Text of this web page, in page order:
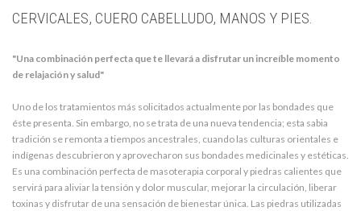
CERVICALES, CUERO CABELLUDO, MANOS Y PIES.
"Una combinación perfecta que te llevará a disfrutar un increíble momento
de relajación y salud"
Uno de los tratamientos más solicitados actualmente por las bondades que
éste presenta. Sin embargo, no se trata de una nueva tendencia; esta sabia
tradición se remonta a tiempos ancestrales, cuando las culturas orientales e
indígenas descubrieron y aprovecharon sus bondades medicinales y estéticas.
Es una combinación perfecta de masoterapia corporal y piedras calientes que
servirá para aliviar la tensión y dolor muscular, mejorar la circulación, liberar
toxinas y disfrutar de una sensación de bienestar única. Las piedras utilizadas